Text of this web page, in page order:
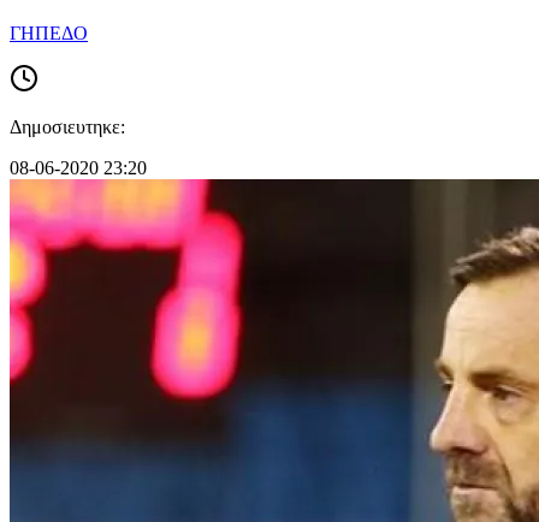
ΓΗΠΕΔΟ
Δημοσιευτηκε:
08-06-2020 23:20